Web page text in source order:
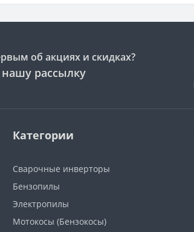
об акциях и скидках?
рассылку
Категории
Сварочные инверторы
Бензопилы
Электропилы
Мотокосы (Бензокосы)